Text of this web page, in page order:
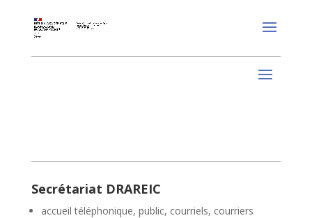
Secrétariat DRAREIC
accueil téléphonique, public, courriels, courriers